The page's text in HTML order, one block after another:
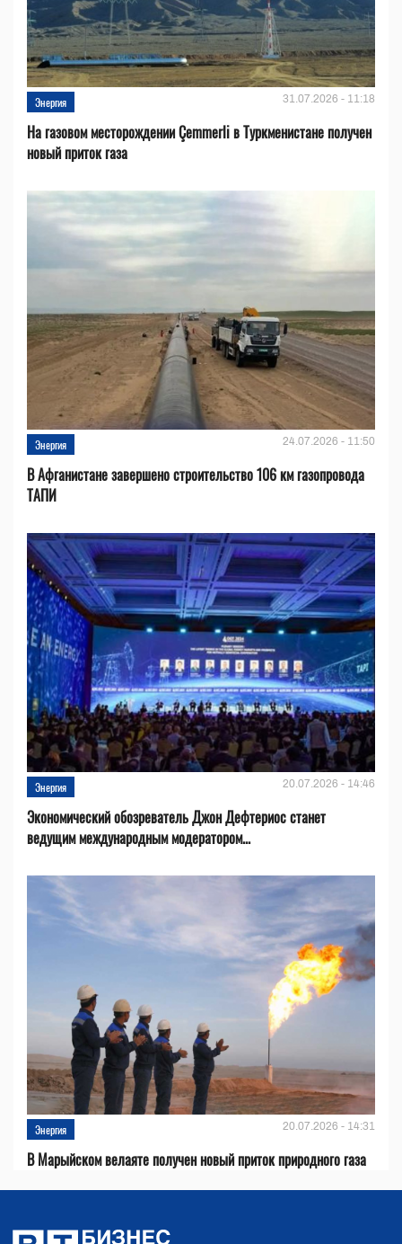
Энергия 31.07.2026 - 11:18
На газовом месторождении Çemmerli в Туркменистане получен
новый приток газа
Энергия 24.07.2026 - 11:50
В Афганистане завершено строительство 106 км газопровода
ТАПИ
Энергия 20.07.2026 - 14:46
Экономический обозреватель Джон Дефтериос станет
ведущим международным модератором...
Энергия 20.07.2026 - 14:31
В Марыйском велаяте получен новый приток природного газа